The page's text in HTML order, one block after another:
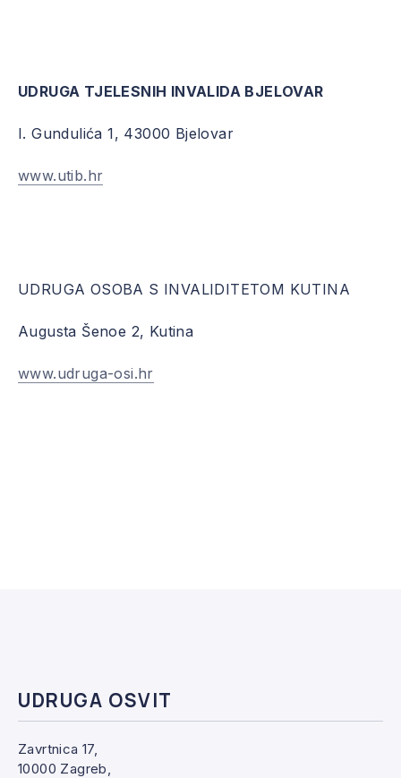
UDRUGA TJELESNIH INVALIDA BJELOVAR
I. Gundulića 1, 43000 Bjelovar
www.utib.hr
UDRUGA OSOBA S INVALIDITETOM KUTINA
Augusta Šenoe 2, Kutina
www.udruga-osi.hr
UDRUGA OSVIT
Zavrtnica 17,
10000 Zagreb,